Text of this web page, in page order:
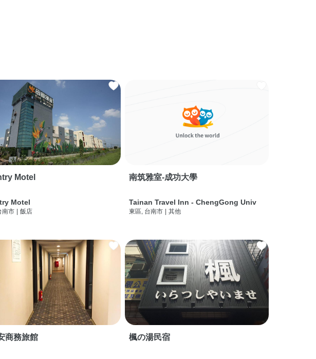
Motel
Motel
南市 飯店
南筑雅室-成功大學
Tainan Travel Inn - ChengGong Univ
東區, 台南市 其他
商務旅館 楓の湯民宿